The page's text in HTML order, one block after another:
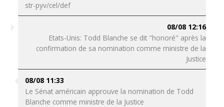
str-pyv/cel/def
08/08 12:16
Etats-Unis: Todd Blanche se dit "honoré" après la
confirmation de sa nomination comme ministre de la
Justice
08/08 11:33
Le Sénat américain approuve la nomination de Todd
Blanche comme ministre de la Justice